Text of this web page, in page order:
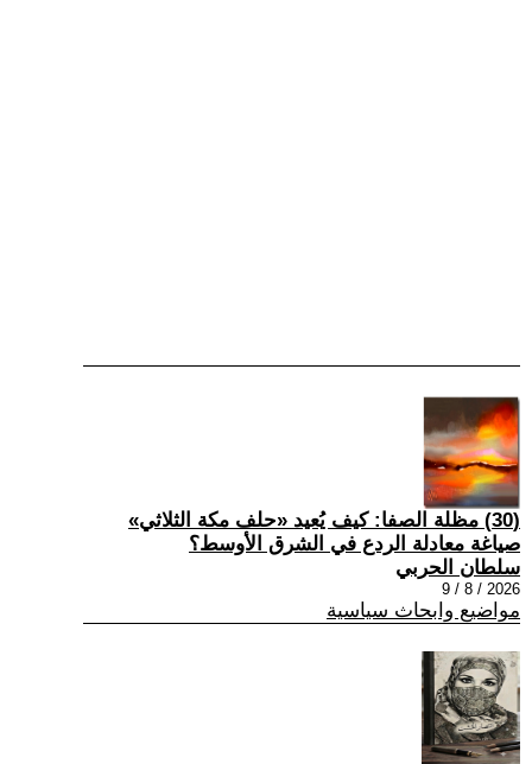
(30) مظلة الصفا: كيف يُعيد «حلف مكة الثلاثي»
صياغة معادلة الردع في الشرق الأوسط؟
سلطان الحربي
2026 / 8 / 9
مواضيع وابحاث سياسية